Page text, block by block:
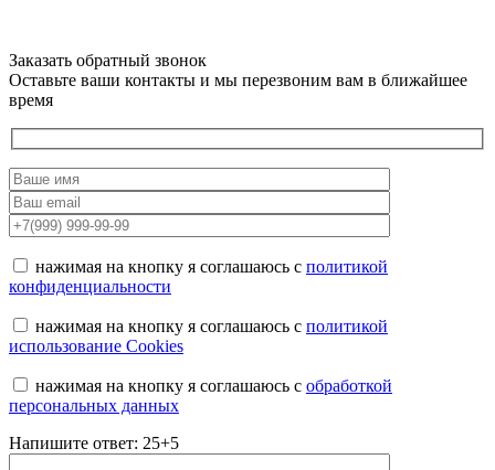
Заказать обратный звонок
Оставьте ваши контакты и мы перезвоним вам в ближайшее
время
нажимая на кнопку я соглашаюсь с политикой
конфиденциальности
нажимая на кнопку я соглашаюсь с политикой
использование Cookies
нажимая на кнопку я соглашаюсь с обработкой
персональных данных
Напишите ответ: 25+5